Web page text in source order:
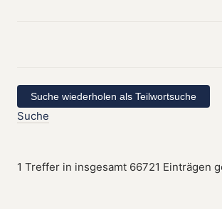
Suche
1 Treffer in insgesamt 66721 Einträgen